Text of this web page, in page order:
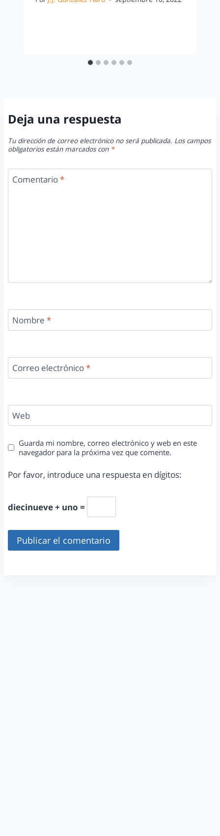
Deja una respuesta
Tu dirección de correo electrónico no será publicada. Los campos
obligatorios están marcados con *
Comentario*
Nombre *
Correo electrónico*
Web
Guarda mi nombre, correo electrónico y web en este
navegador para la próxima vez que comente.
Por favor, introduce una respuesta en dígitos:
diecinueve + uno =